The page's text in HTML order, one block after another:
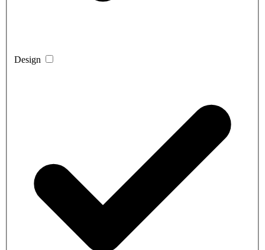
Design